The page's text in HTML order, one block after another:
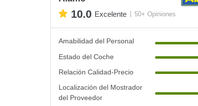
10.0 Excelente 50+ Opiniones
Amabilidad del Personal
Estado del Coche
Relación Calidad-Precio
Localización del Mostrador
del Proveedor